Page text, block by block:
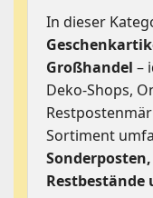
Grosshandel
Amazon
In dieser
Großhandel –
Deko-Shops,
Sortiment